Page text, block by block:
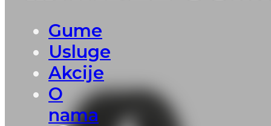
Gume
Usluge
Akcije
O
nama